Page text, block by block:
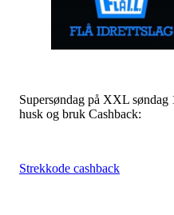
Supersøndag på XXL
husk og bruk Cashback:
Strekkode cashback